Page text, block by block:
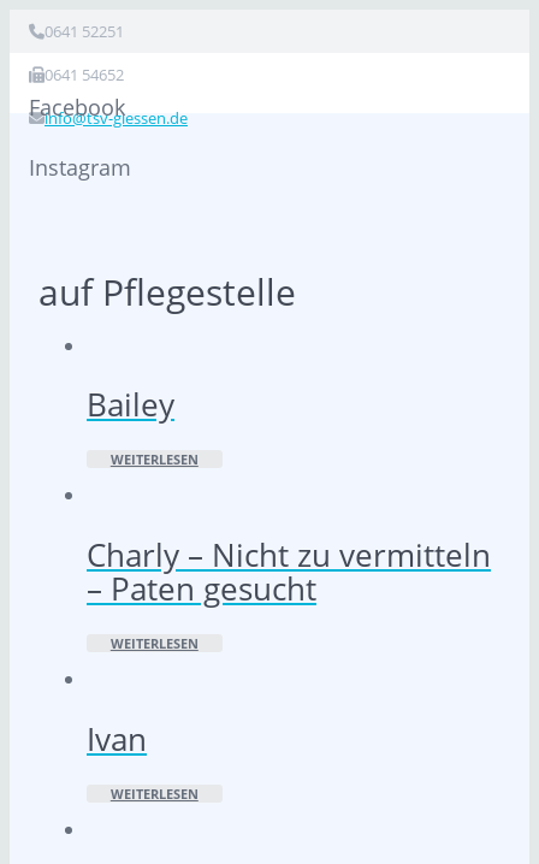
0641 52251
0641 54652
info@tsv-giessen.de
Facebook
Instagram
auf Pflegestelle
Bailey
WEITERLESEN
Charly – Nicht zu vermitteln
– Paten gesucht
WEITERLESEN
Ivan
WEITERLESEN